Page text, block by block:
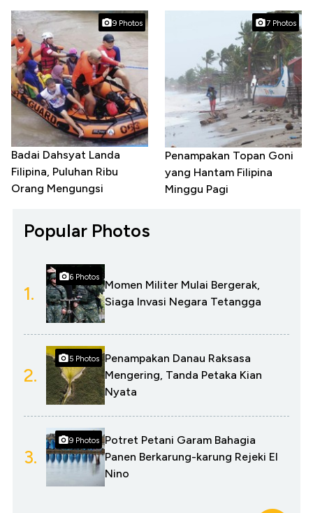
9 Photos
Badai Dahsyat Landa
Filipina, Puluhan Ribu
Orang Mengungsi
7 Photos
Penampakan Topan Goni
yang Hantam Filipina
Minggu Pagi
Popular Photos
1.
6 Photos
Momen Militer Mulai Bergerak,
Siaga Invasi Negara Tetangga
2.
5 Photos
Penampakan Danau Raksasa
Mengering, Tanda Petaka Kian
Nyata
3.
9 Photos
Potret Petani Garam Bahagia
Panen Berkarung-karung Rejeki El
Nino